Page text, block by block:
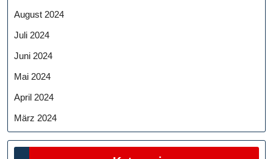
August 2024
Juli 2024
Juni 2024
Mai 2024
April 2024
März 2024